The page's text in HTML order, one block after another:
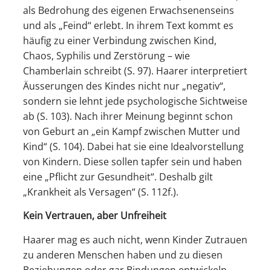
als Bedrohung des eigenen Erwachsenenseins
und als „Feind“ erlebt. In ihrem Text kommt es
häufig zu einer Verbindung zwischen Kind,
Chaos, Syphilis und Zerstörung – wie
Chamberlain schreibt (S. 97). Haarer interpretiert
Äusserungen des Kindes nicht nur „negativ“,
sondern sie lehnt jede psychologische Sichtweise
ab (S. 103). Nach ihrer Meinung beginnt schon
von Geburt an „ein Kampf zwischen Mutter und
Kind“ (S. 104). Dabei hat sie eine Idealvorstellung
von Kindern. Diese sollen tapfer sein und haben
eine „Pflicht zur Gesundheit“. Deshalb gilt
„Krankheit als Versagen“ (S. 112f.).
Kein Vertrauen, aber Unfreiheit
Haarer mag es auch nicht, wenn Kinder Zutrauen
zu anderen Menschen haben und zu diesen